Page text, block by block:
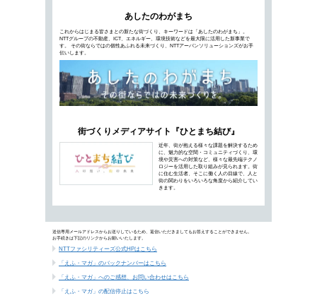
ト・プラトー）が街づくりに与える影響とは…